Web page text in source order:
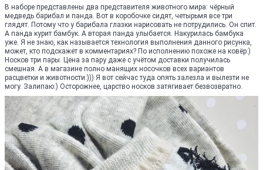
В наборе представлены два представителя животного мира: чёрный
медведь барибал и панда. Вот в коробочке сидят, четырьмя все три
глядят. Потому что у барибала глазки нарисовать не потрудились. Он спит.
А панда курит бамбук. А вторая панда улыбается. Накурилась бамбука
уже. Я не знаю, как называется технология выполнения данного рисунка,
может, кто подскажет в комментариях? По исполнению похоже на ковёр:)
Носков три пары. Цена за пару даже с учётом доставки получилась
смешная. А в магазине полно манящих носочков всех вариантов
расцветки и животности:))) Я вот сейчас туда опять залезла и вылезти не
могу. Залипаю:) Осторожнее, царство носков затягивает безвозвратно.